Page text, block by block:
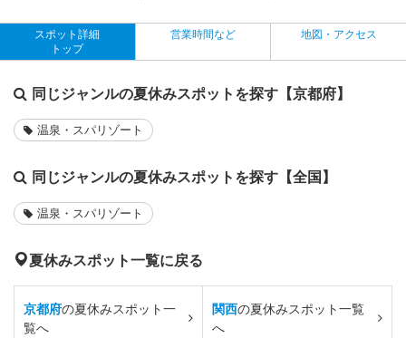
スポット詳細
トップ
営業時間など 地図・アクセス
同じジャンルの夏休みスポットを探す【京都府】
温泉・スパリゾート
同じジャンルの夏休みスポットを探す【全国】
温泉・スパリゾート
夏休みスポット一覧に戻る
京都府の夏休みスポット一
覧へ
関西の夏休みスポット一覧
へ